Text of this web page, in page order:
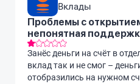
Вклады
Проблемы с
непонятная
Занёс деньги на счёт в
вклад так и не смог –
отобразились на нужном